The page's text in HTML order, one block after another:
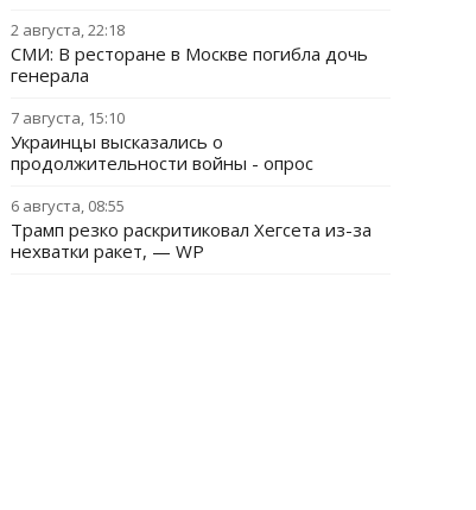
2 августа, 22:18
СМИ: В ресторане в Москве погибла дочь
генерала
7 августа, 15:10
Украинцы высказались о
продолжительности войны - опрос
6 августа, 08:55
Трамп резко раскритиковал Хегсета из-за
нехватки ракет, — WP